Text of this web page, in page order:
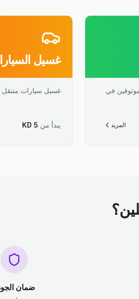
في
المزيد
غسيل
غسيل سيارات متنقل
يبدأ من KD 5
ضمان